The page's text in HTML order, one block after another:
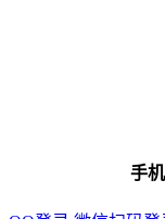
手